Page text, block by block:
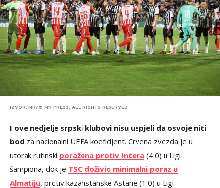
IZVOR: MR/© MN PRESS, ALL RIGHTS RESERVED
I ove nedjelje srpski klubovi nisu uspjeli da osvoje niti
bod za nacionalni UEFA koeficijent. Crvena zvezda je u
utorak rutinski poražena protiv Intera (4:0) u Ligi
šampiona, dok je TSC doživio minimalni poraz u
Almatiju, protiv kazahstanske Astane (1:0) u Ligi